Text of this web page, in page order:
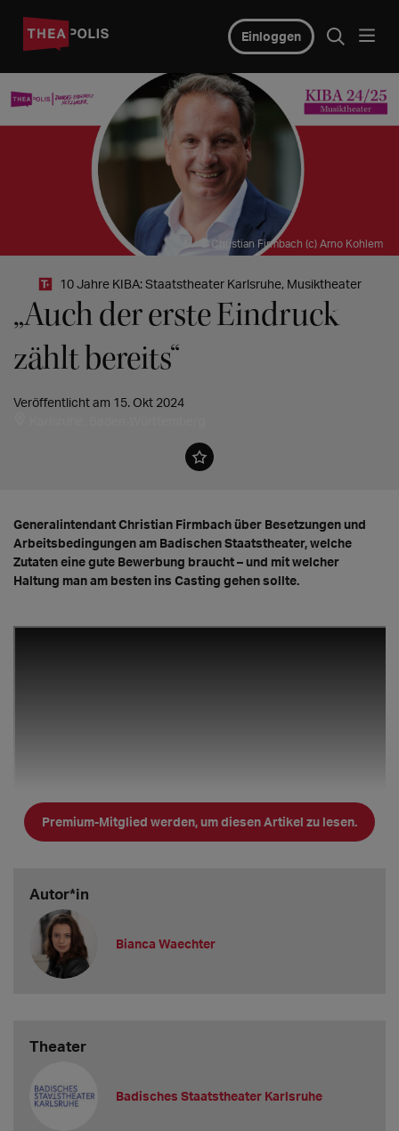
Einloggen
© Christian Firmbach (c) Arno Kohlem
10 Jahre KIBA: Staatstheater Karlsruhe, Musiktheater
„Auch der erste Eindruck
zählt bereits“
Veröffentlicht am 15. Okt 2024
Generalintendant Christian Firmbach über Besetzungen und
Arbeitsbedingungen am Badischen Staatstheater, welche
Zutaten eine gute Bewerbung braucht – und mit welcher
Haltung man am besten ins Casting gehen sollte.
KIBA-Infos im Überlick:
1. Vakanzen und Gagen
Premium-Mitglied werden, um diesen Artikel zu lesen.
Autor*in
Bianca Waechter
Theater
Badisches Staatstheater Karlsruhe